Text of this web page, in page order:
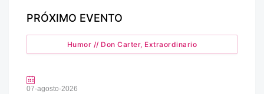
PRÓXIMO EVENTO
Humor // Don Carter, Extraordinario
07-agosto-2026